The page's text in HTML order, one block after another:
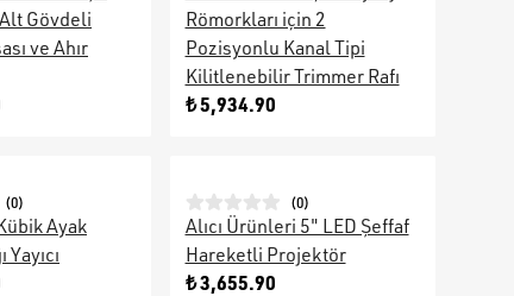
Gövdeli
ve Ahır
Römorkları için 2
Pozisyonlu Kanal Tipi
Kilitlenebilir Trimmer Rafı
₺ 5,934.90
(0)
Ayak
Yayıcı
(0)
Alıcı Ürünleri 5" LED Şeffaf
Hareketli Projektör
₺ 3,655.90